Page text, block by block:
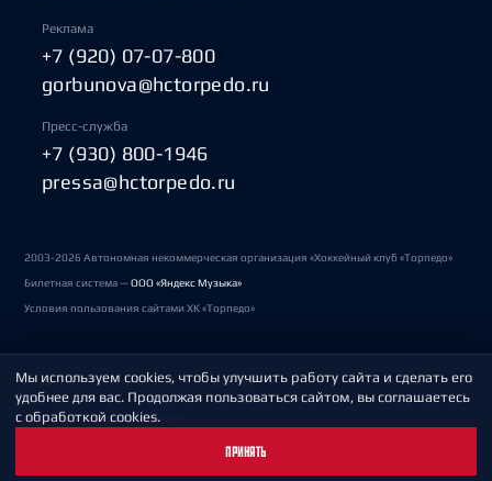
Реклама
+7 (920) 07-07-800
gorbunova@hctorpedo.ru
Пресс-служба
+7 (930) 800-1946
pressa@hctorpedo.ru
2003-2026 Автономная некоммерческая организация «Хоккейный клуб «Торпедо»
Билетная система —ООО «Яндекс Музыка»
Условия пользования сайтами ХК «Торпедо»
Политика обработки персональных данных
Пользовательское соглашение
Мы используем cookies, чтобы улучшить работу сайта и сделать его
удобнее для вас. Продолжая пользоваться сайтом, вы соглашаетесь
с обработкой cookies.
ПРИНЯТЬ